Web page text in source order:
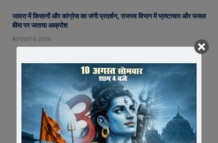
जावरा में किसानों और कांग्रेस का जंगी प्रदर्शन, राजस्व विभाग में भ्रष्टाचार और फसल
बीमा पर जताया आक्रोश
AUGUST 6, 2026